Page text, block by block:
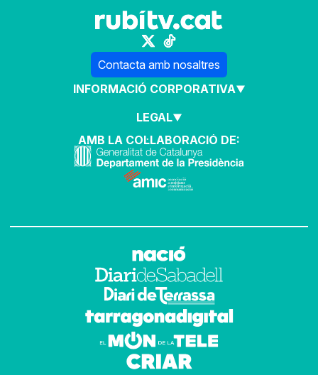
Contacta amb nosaltres
INFORMACIÓ CORPORATIVA
LEGAL
AMB LA COL·LABORACIÓ DE: